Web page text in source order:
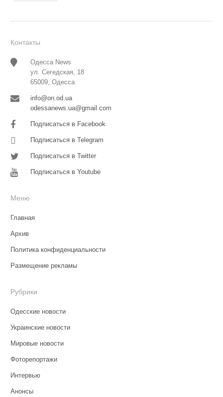
Контакты
Одесса News
ул. Сегедская, 18
65009, Одесса
info@on.od.ua
odessanews.ua@gmail.com
Подписаться в Facebook
Подписаться в Telegram
Подписаться в Twitter
Подписаться в Youtube
Меню
Главная
Архив
Политика конфиденциальности
Размещение рекламы
Рубрики
Одесские новости
Украинские новости
Мировые новости
Фоторепортажи
Интервью
Анонсы